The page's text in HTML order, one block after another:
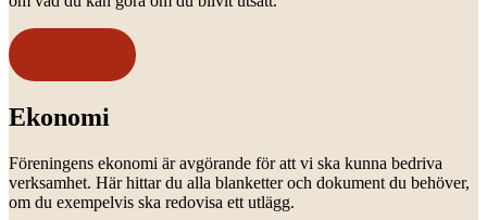
Ekonomi
Föreningens ekonomi är avgörande för att vi ska kunna bedriva
verksamhet. Här hittar du alla blanketter och dokument du behöver,
om du exempelvis ska redovisa ett utlägg.